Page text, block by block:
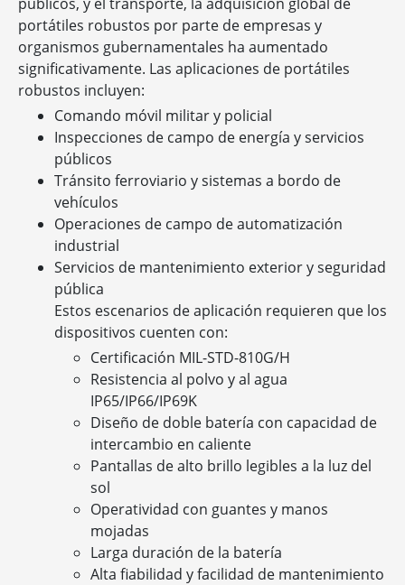
portátiles robustos por parte de empresas y
organismos gubernamentales ha aumentado
significativamente. Las aplicaciones de portátiles
robustos incluyen:
Comando móvil militar y policial
Inspecciones de campo de energía y servicios
públicos
Tránsito ferroviario y sistemas a bordo de
vehículos
Operaciones de campo de automatización
industrial
Servicios de mantenimiento exterior y seguridad
pública
Estos escenarios de aplicación requieren que los
dispositivos cuenten con:
Certificación MIL-STD-810G/H
Resistencia al polvo y al agua
IP65/IP66/IP69K
Diseño de doble batería con capacidad de
intercambio en caliente
Pantallas de alto brillo legibles a la luz del
sol
Operatividad con guantes y manos
mojadas
Larga duración de la batería
Alta fiabilidad y facilidad de mantenimiento